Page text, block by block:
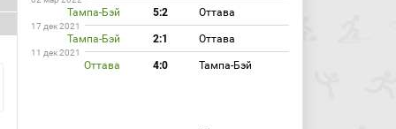
Тампа-Бэй 5:2 Оттава
17 дек 2021
Тампа-Бэй 2:1 Оттава
11 дек 2021
Оттава 4:0 Тампа-Бэй